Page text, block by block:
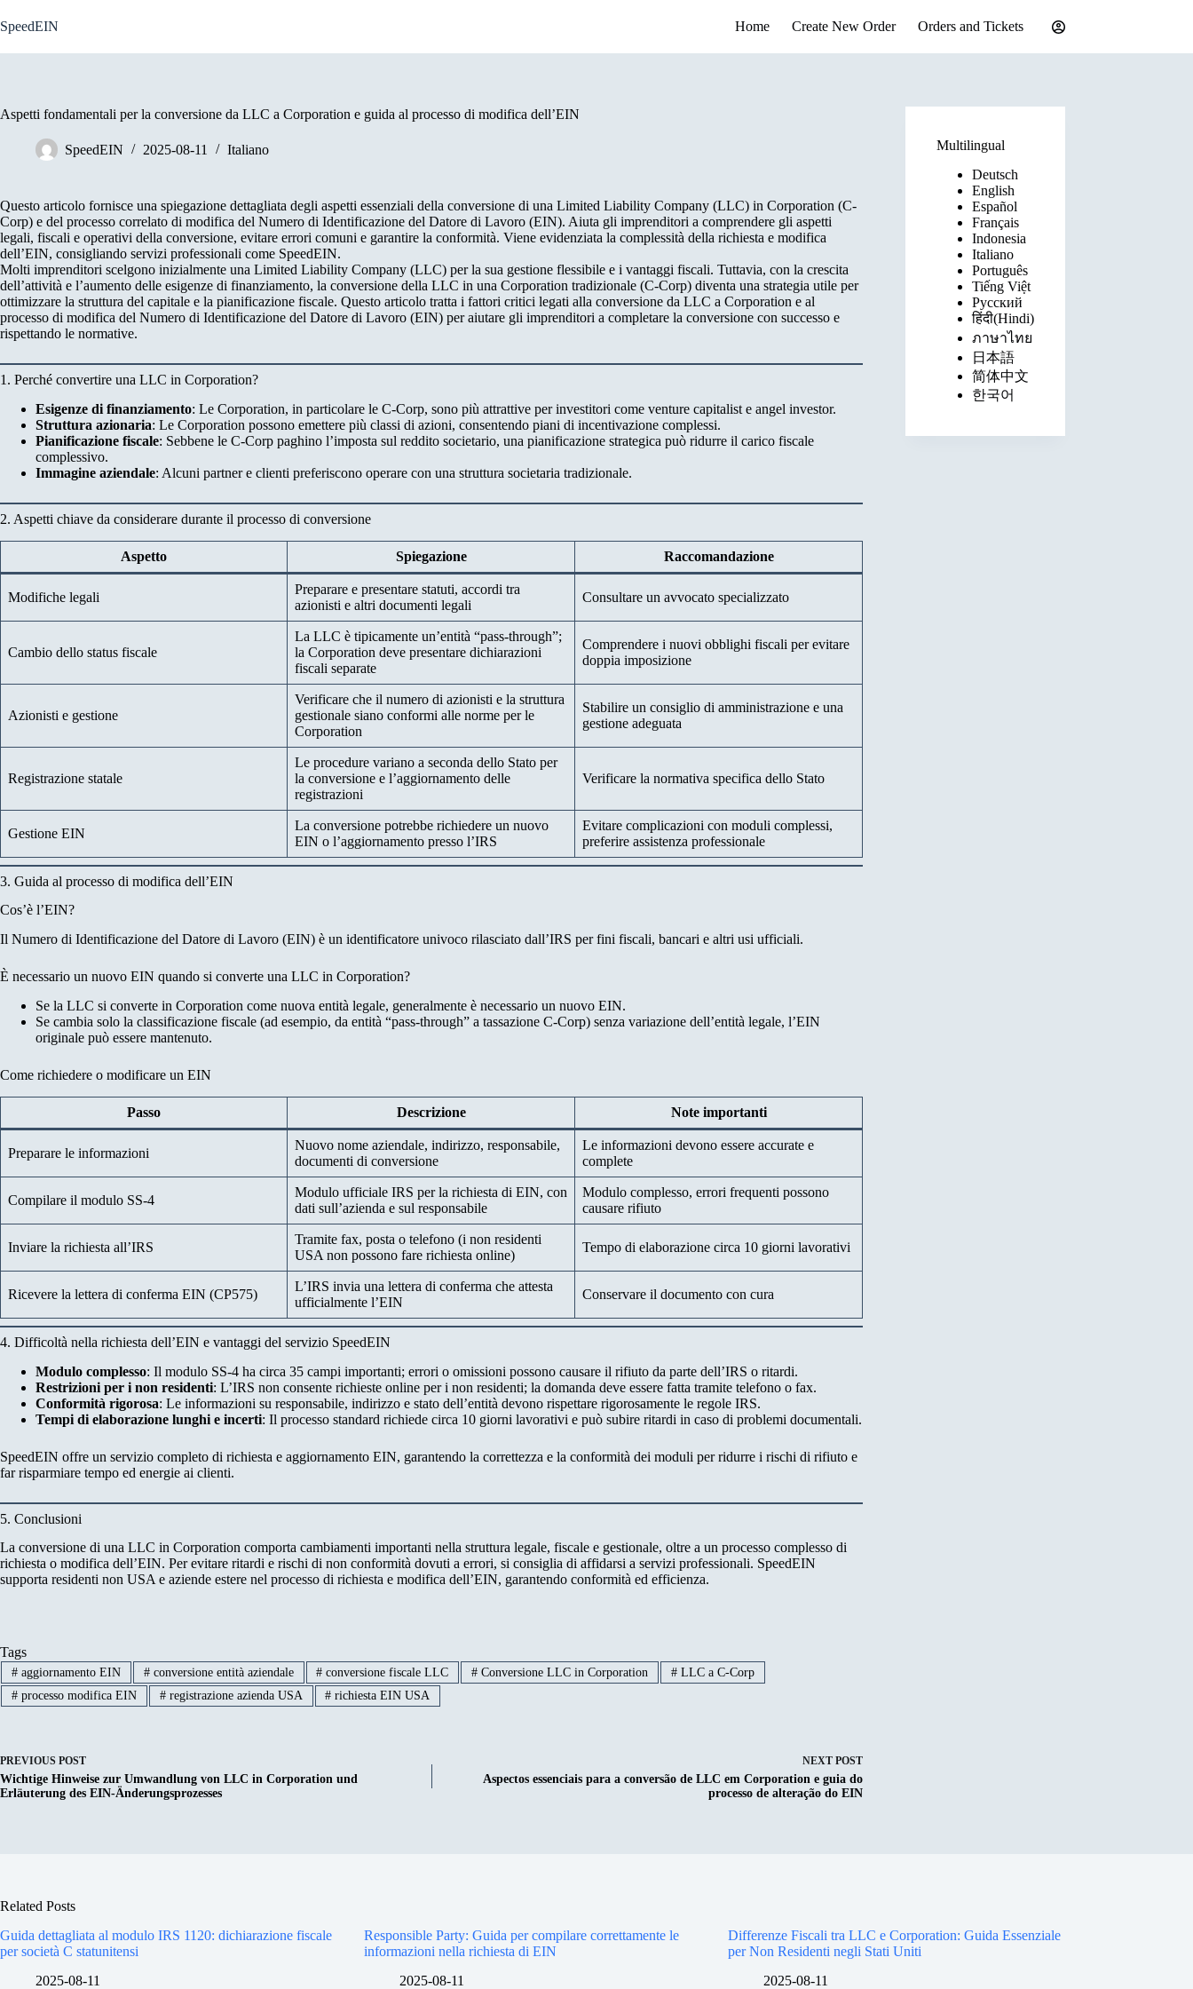
to
content
SpeedEIN Home Create New Order Orders and Tickets
Aspetti fondamentali per la conversione da LLC a Corporation e guida al processo di modifica dell’EIN
SpeedEIN 2025-08-11 Italiano
Questo articolo fornisce una spiegazione dettagliata degli aspetti essenziali della conversione di una Limited Liability Company (LLC) in Corporation (C-
Corp) e del processo correlato di modifica del Numero di Identificazione del Datore di Lavoro (EIN). Aiuta gli imprenditori a comprendere gli aspetti
legali, fiscali e operativi della conversione, evitare errori comuni e garantire la conformità. Viene evidenziata la complessità della richiesta e modifica
dell’EIN, consigliando servizi professionali come SpeedEIN.
Molti imprenditori scelgono inizialmente una Limited Liability Company (LLC) per la sua gestione flessibile e i vantaggi fiscali. Tuttavia, con la crescita
dell’attività e l’aumento delle esigenze di finanziamento, la conversione della LLC in una Corporation tradizionale (C-Corp) diventa una strategia utile per
ottimizzare la struttura del capitale e la pianificazione fiscale. Questo articolo tratta i fattori critici legati alla conversione da LLC a Corporation e al
processo di modifica del Numero di Identificazione del Datore di Lavoro (EIN) per aiutare gli imprenditori a completare la conversione con successo e
rispettando le normative.
1. Perché convertire una LLC in Corporation?
Esigenze di finanziamento: Le Corporation, in particolare le C-Corp, sono più attrattive per investitori come venture capitalist e angel investor.
Struttura azionaria: Le Corporation possono emettere più classi di azioni, consentendo piani di incentivazione complessi.
Pianificazione fiscale: Sebbene le C-Corp paghino l’imposta sul reddito societario, una pianificazione strategica può ridurre il carico fiscale
complessivo.
Immagine aziendale: Alcuni partner e clienti preferiscono operare con una struttura societaria tradizionale.
2. Aspetti chiave da considerare durante il processo di conversione
Aspetto Spiegazione Raccomandazione
Modifiche legali
Preparare e presentare statuti, accordi tra
azionisti e altri documenti legali
Consultare un avvocato specializzato
Cambio dello status fiscale
La LLC è tipicamente un’entità “pass-through”;
la Corporation deve presentare dichiarazioni
fiscali separate
Comprendere i nuovi obblighi fiscali per evitare
doppia imposizione
Azionisti e gestione
Verificare che il numero di azionisti e la struttura
gestionale siano conformi alle norme per le
Corporation
Stabilire un consiglio di amministrazione e una
gestione adeguata
Registrazione statale
Le procedure variano a seconda dello Stato per
la conversione e l’aggiornamento delle
registrazioni
Verificare la normativa specifica dello Stato
Gestione EIN
La conversione potrebbe richiedere un nuovo
EIN o l’aggiornamento presso l’IRS
Evitare complicazioni con moduli complessi,
preferire assistenza professionale
3. Guida al processo di modifica dell’EIN
Cos’è l’EIN?
Il Numero di Identificazione del Datore di Lavoro (EIN) è un identificatore univoco rilasciato dall’IRS per fini fiscali, bancari e altri usi ufficiali.
È necessario un nuovo EIN quando si converte una LLC in Corporation?
Se la LLC si converte in Corporation come nuova entità legale, generalmente è necessario un nuovo EIN.
Se cambia solo la classificazione fiscale (ad esempio, da entità “pass-through” a tassazione C-Corp) senza variazione dell’entità legale, l’EIN
originale può essere mantenuto.
Come richiedere o modificare un EIN
Passo Descrizione Note importanti
Preparare le informazioni
Nuovo nome aziendale, indirizzo, responsabile,
documenti di conversione
Le informazioni devono essere accurate e
complete
Compilare il modulo SS-4
Modulo ufficiale IRS per la richiesta di EIN, con
dati sull’azienda e sul responsabile
Modulo complesso, errori frequenti possono
causare rifiuto
Inviare la richiesta all’IRS
Tramite fax, posta o telefono (i non residenti
USA non possono fare richiesta online)
Tempo di elaborazione circa 10 giorni lavorativi
Ricevere la lettera di conferma EIN (CP575)
L’IRS invia una lettera di conferma che attesta
ufficialmente l’EIN
Conservare il documento con cura
4. Difficoltà nella richiesta dell’EIN e vantaggi del servizio SpeedEIN
Modulo complesso: Il modulo SS-4 ha circa 35 campi importanti; errori o omissioni possono causare il rifiuto da parte dell’IRS o ritardi.
Restrizioni per i non residenti: L’IRS non consente richieste online per i non residenti; la domanda deve essere fatta tramite telefono o fax.
Conformità rigorosa: Le informazioni su responsabile, indirizzo e stato dell’entità devono rispettare rigorosamente le regole IRS.
Tempi di elaborazione lunghi e incerti: Il processo standard richiede circa 10 giorni lavorativi e può subire ritardi in caso di problemi documentali.
SpeedEIN offre un servizio completo di richiesta e aggiornamento EIN, garantendo la correttezza e la conformità dei moduli per ridurre i rischi di rifiuto e
far risparmiare tempo ed energie ai clienti.
5. Conclusioni
La conversione di una LLC in Corporation comporta cambiamenti importanti nella struttura legale, fiscale e gestionale, oltre a un processo complesso di
richiesta o modifica dell’EIN. Per evitare ritardi e rischi di non conformità dovuti a errori, si consiglia di affidarsi a servizi professionali. SpeedEIN
supporta residenti non USA e aziende estere nel processo di richiesta e modifica dell’EIN, garantendo conformità ed efficienza.
Tags
#aggiornamento EIN #conversione entità aziendale # conversione fiscale LLC # Conversione LLC in Corporation # LLC a C-Corp
#processo modifica EIN #registrazione azienda USA # richiesta EIN USA
PREVIOUS POST
Wichtige Hinweise zur Umwandlung von LLC in Corporation und
Erläuterung des EIN-Änderungsprozesses
NEXT POST
Aspectos essenciais para a conversão de LLC em Corporation e guia do
processo de alteração do EIN
Multilingual
Deutsch
English
Español
Français
Indonesia
Italiano
Português
Tiếng Việt
Русский
हिंदी(Hindi)
ภาษาไทย
日本語
简体中文
한국어
Related Posts
Guida dettagliata al modulo IRS 1120: dichiarazione fiscale
per società C statunitensi
2025-08-11
Responsible Party: Guida per compilare correttamente le
informazioni nella richiesta di EIN
2025-08-11
Differenze Fiscali tra LLC e Corporation: Guida Essenziale
per Non Residenti negli Stati Uniti
2025-08-11